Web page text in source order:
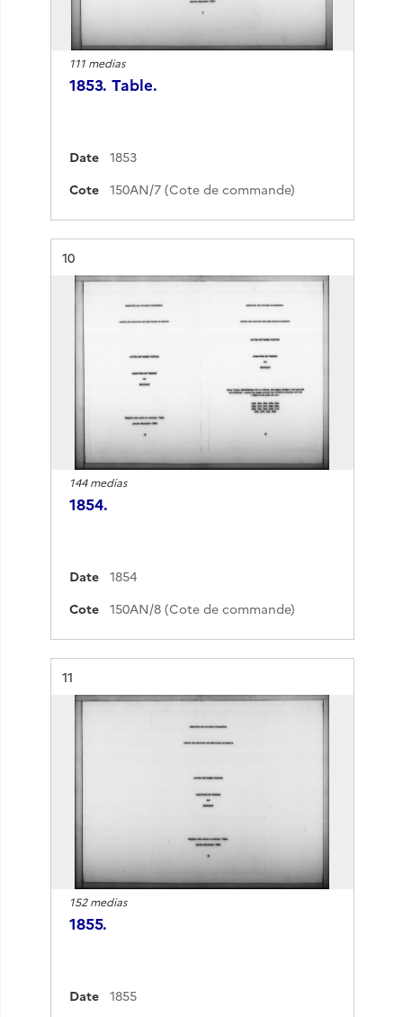
111 medias
1853. Table.
Date
1853
Cote
150AN/7 (Cote de commande)
Résultat n°
10
144 medias
1854.
Date
1854
Cote
150AN/8 (Cote de commande)
Résultat n°
11
152 medias
1855.
Date
1855